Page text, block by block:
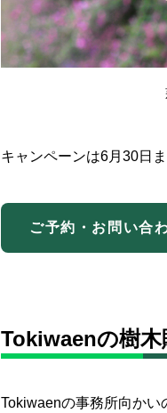
キャンペーンは6月30日
ご予約・お問い合
Tokiwaenの樹木
Tokiwaenの事務所向か